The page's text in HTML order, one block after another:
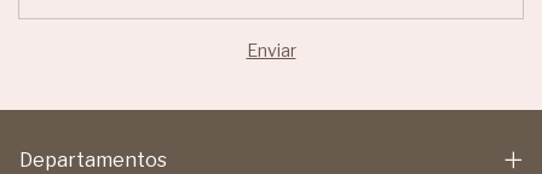
Departamentos